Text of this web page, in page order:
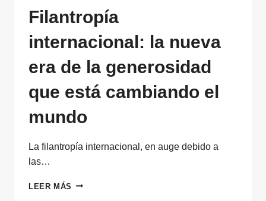
Filantropía
internacional: la nueva
era de la generosidad
que está cambiando el
mundo
La filantropía internacional, en auge debido a
las…
LEER MÁS FILANTROPÍA